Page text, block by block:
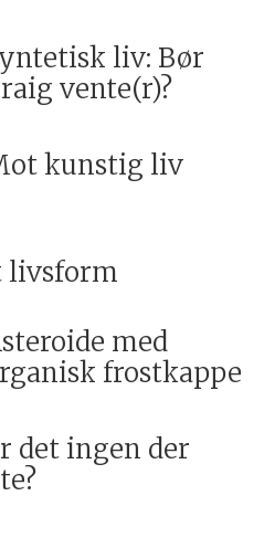
liv: Bør
vente(r)?
kunstig liv
livsform
med
frostkappe
det ingen der